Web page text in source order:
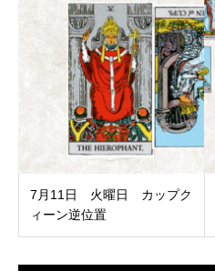
7月11日 火曜日 カップク
ィーン逆位置